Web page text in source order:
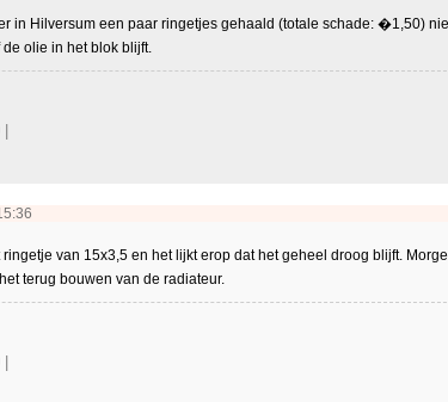
in Hilversum een paar ringetjes gehaald (totale schade: �1,50)
olie in het blok blijft.
van 15x3,5 en het lijkt erop dat het geheel droog blijft.
terug bouwen van de radiateur.